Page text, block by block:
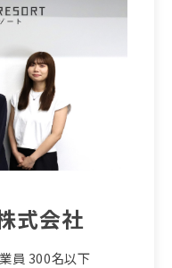
式会社
員 300名以下